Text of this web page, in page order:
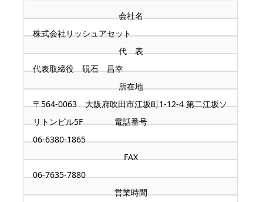
会社名
株式会社リッシュアセット
代 表
代表取締役 硯石 昌幸
所在地
〒564-0063 大阪府吹田市江坂町1-12-4 第二江坂ソ
リトンビル5F
電話番号
06-6380-1865
FAX
06-7635-7880
営業時間